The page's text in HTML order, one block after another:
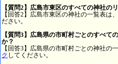
【質問2】広島市東区のすべての神社の
【回答2】広島市東区の神社の一覧表は、
ださい。
【質問3】広島県の市町村ごとのすべて
か？
【回答3】広島県の市町村ごとの神社の一
ク してください。